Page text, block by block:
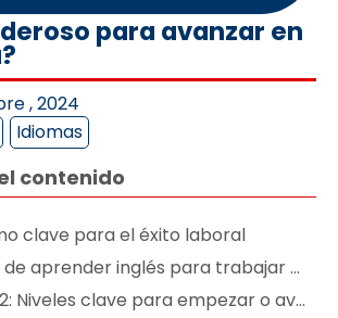
para avanzar en
, 2024
Idiomas
contenido
clave para el éxito laboral
Las ventajas de aprender inglés para trabajar en el turismo
Inglés A1 y A2: Niveles clave para empezar o avanzar